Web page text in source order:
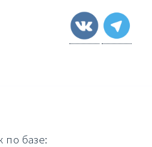
по базе: